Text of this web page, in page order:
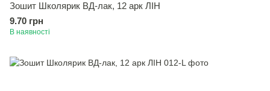
Зошит Школярик ВД-лак, 12 арк ЛІН
9.70 грн
В наявності